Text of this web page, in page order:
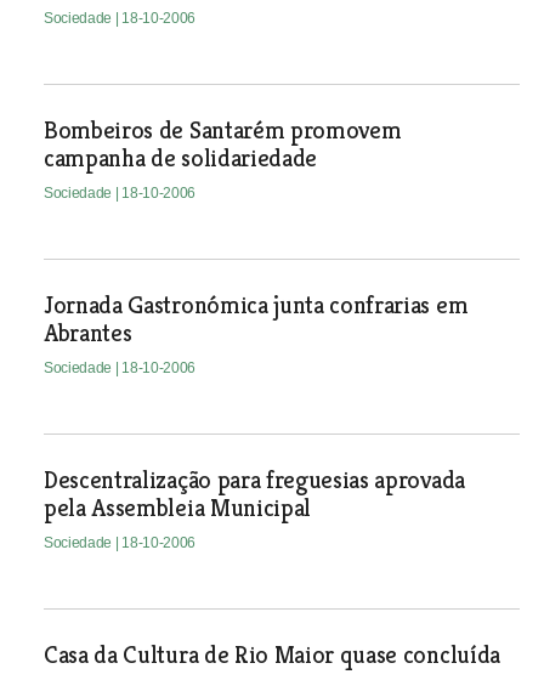
Sociedade | 18-10-2006
Bombeiros de Santarém promovem
campanha de solidariedade
Sociedade | 18-10-2006
Jornada Gastronómica junta confrarias em
Abrantes
Sociedade | 18-10-2006
Descentralização para freguesias aprovada
pela Assembleia Municipal
Sociedade | 18-10-2006
Casa da Cultura de Rio Maior quase concluída